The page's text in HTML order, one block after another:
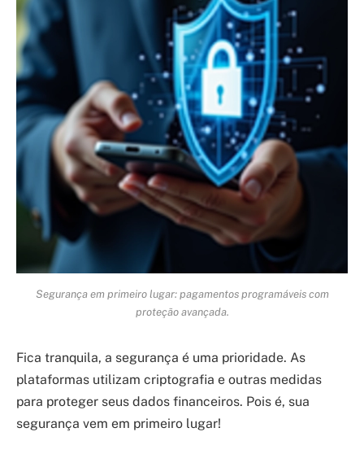
Segurança em primeiro lugar: pagamentos programáveis com
proteção avançada.
Fica tranquila, a segurança é uma prioridade. As
plataformas utilizam criptografia e outras medidas
para proteger seus dados financeiros. Pois é, sua
segurança vem em primeiro lugar!